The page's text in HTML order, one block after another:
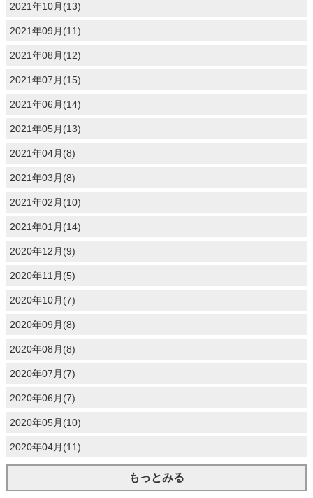
2021年10月(13)
2021年09月(11)
2021年08月(12)
2021年07月(15)
2021年06月(14)
2021年05月(13)
2021年04月(8)
2021年03月(8)
2021年02月(10)
2021年01月(14)
2020年12月(9)
2020年11月(5)
2020年10月(7)
2020年09月(8)
2020年08月(8)
2020年07月(7)
2020年06月(7)
2020年05月(10)
2020年04月(11)
もっとみる